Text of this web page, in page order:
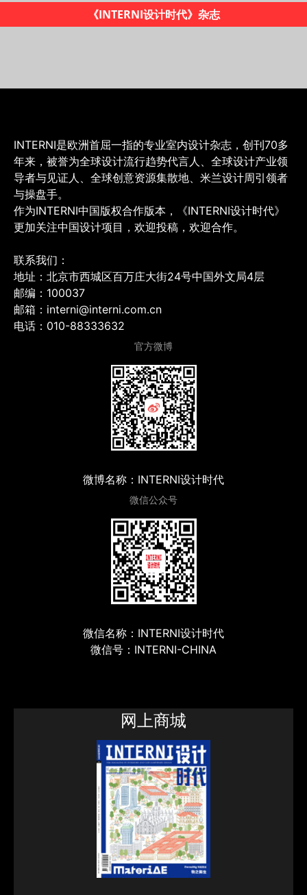
2019米兰设计地图
INTERNI是欧洲首屈一指的专业室内设计杂志，创刊70多
年来，被誉为全球设计流行趋势代言人、全球设计产业领
导者与见证人、全球创意资源集散地、米兰设计周引领者
与操盘手。
作为INTERNI中国版权合作版本，《INTERNI设计时代》
更加关注中国设计项目，欢迎投稿，欢迎合作。
联系我们：
地址：北京市西城区百万庄大街24号中国外文局4层
邮编：100037
邮箱：interni@interni.com.cn
电话：010-88333632
官方微博
微博名称：INTERNI设计时代
微信公众号
微信名称：INTERNI设计时代
微信号：INTERNI-CHINA
网上商城